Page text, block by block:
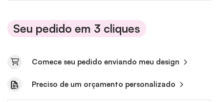
Seu pedido em 3 cliques
Comece seu pedido enviando meu design
Preciso de um orçamento personalizado